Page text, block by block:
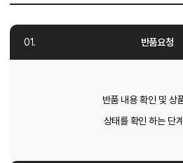
반품요청
반품 내용 확인 및 상
상태를 확인 하는 단